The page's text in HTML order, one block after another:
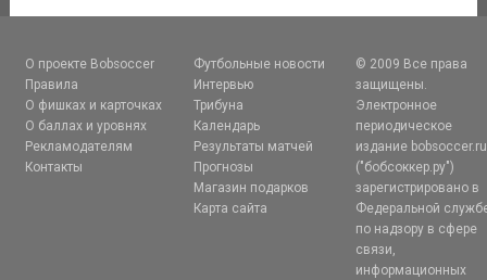
О проекте Bobsoccer
Правила
О фишках и карточках
О баллах и уровнях
Рекламодателям
Контакты
Футбольные новости
Интервью
Трибуна
Календарь
Результаты матчей
Прогнозы
Магазин подарков
Карта сайта
© 2009 Все права
защищены.
Электронное
периодическое
издание bobsoccer.ru
("бобсоккер.ру")
зарегистрировано в
Федеральной
по надзору в сфере
связи,
информационных